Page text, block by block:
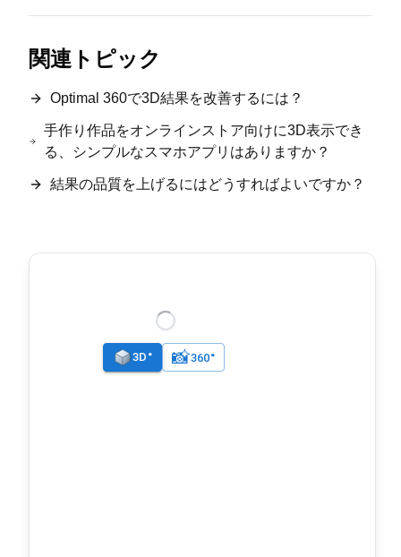
関連トピック
Optimal 360で3D結果を改善するには？
手作り作品をオンラインストア向けに3D表示でき
る、シンプルなスマホアプリはありますか？
結果の品質を上げるにはどうすればよいですか？